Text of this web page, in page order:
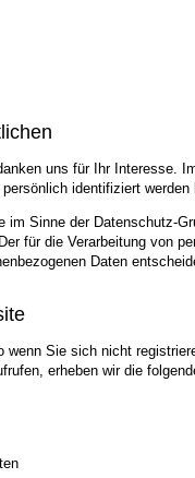
uns für Ihr Interesse.
identifiziert werden
Sinne der Datenschutz-
für die Verarbeitung von
Daten
Sie sich nicht
erheben wir die